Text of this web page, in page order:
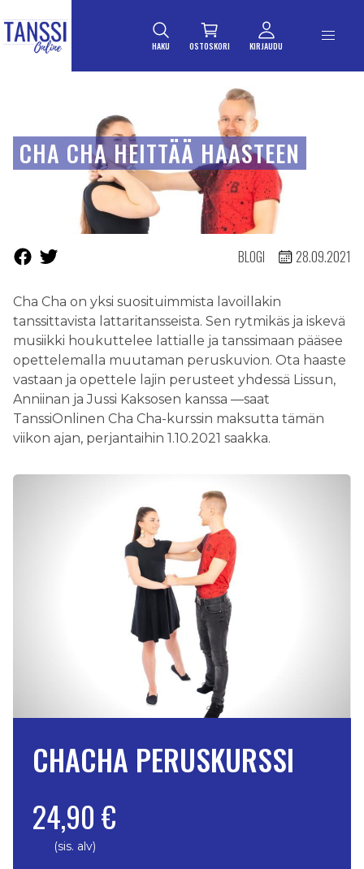
HAKU OSTOSKORI KIRJAUDU
CHA CHA HEITTÄÄ HAASTEEN
BLOGI 28.09.2021
Cha Cha on yksi suosituimmista lavoillakin
tanssittavista lattaritansseista. Sen rytmikäs ja iskevä
musiikki houkuttelee lattialle ja tanssimaan pääsee
opettelemalla muutaman peruskuvion. Ota haaste
vastaan ja opettele lajin perusteet yhdessä Lissun,
Anniinan ja Jussi Kaksosen kanssa —saat
TanssiOnlinen Cha Cha-kurssin maksutta tämän
viikon ajan, perjantaihin 1.10.2021 saakka.
CHACHA PERUSKURSSI
24,90 €
(sis. alv)